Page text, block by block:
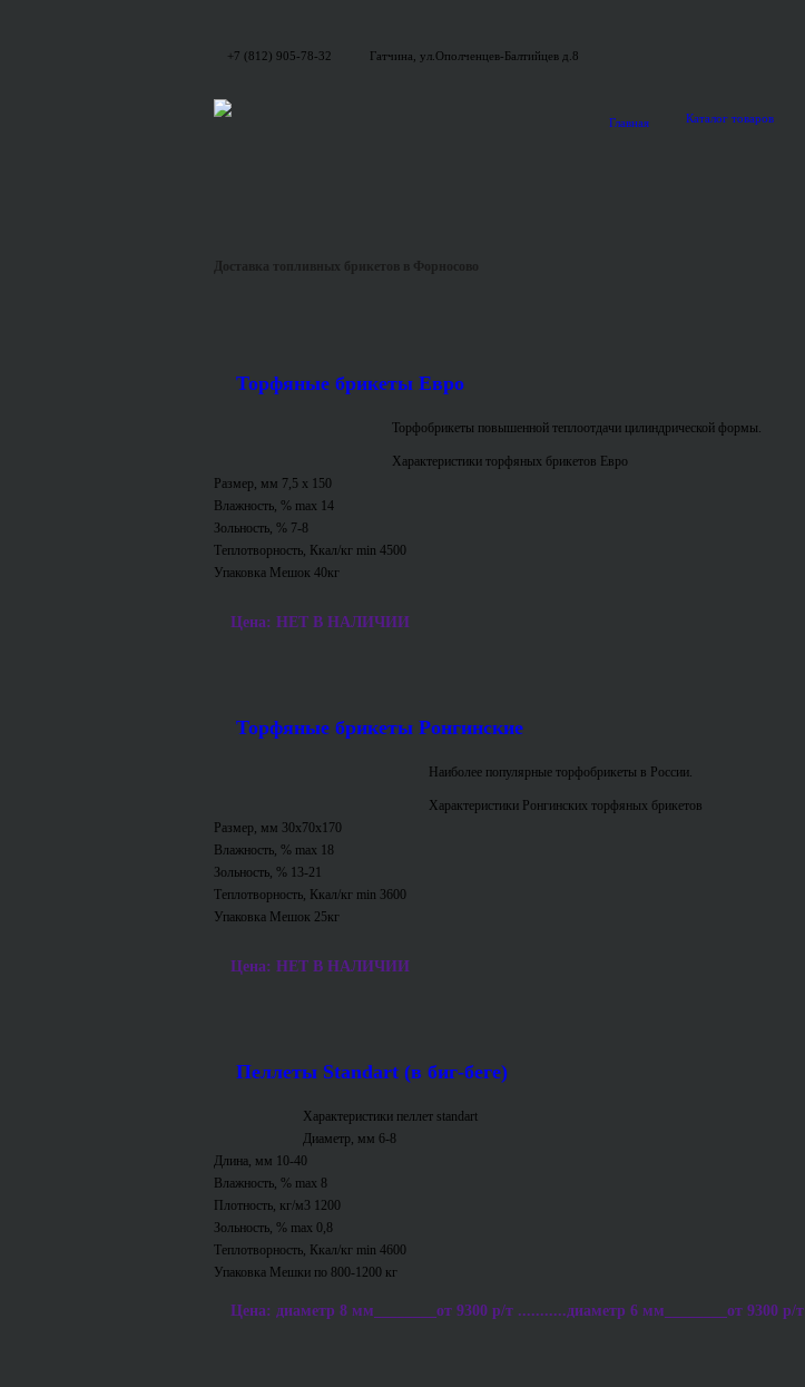
+7 (812) 905-78-32 Гатчина, ул.Ополченцев-Балтийцев д.8
Главная Каталог товаров
Доставка топливных брикетов в Форносово
Торфяные брикеты Евро
Торфобрикеты повышенной теплоотдачи цилиндрической формы.
Характеристики торфяных брикетов Евро
Размер, мм 7,5 x 150
Влажность, % max 14
Зольность, % 7-8
Теплотворность, Ккал/кг min 4500
Упаковка Мешок 40кг
Цена: НЕТ В НАЛИЧИИ
Торфяные брикеты Ронгинские
Наиболее популярные торфобрикеты в России.
Характеристики Ронгинских торфяных брикетов
Размер, мм 30х70х170
Влажность, % max 18
Зольность, % 13-21
Теплотворность, Ккал/кг min 3600
Упаковка Мешок 25кг
Цена: НЕТ В НАЛИЧИИ
Пеллеты Standart (в биг-беге)
Характеристики пеллет standart
Диаметр, мм 6-8
Длина, мм 10-40
Влажность, % max 8
Плотность, кг/м3 1200
Зольность, % max 0,8
Теплотворность, Ккал/кг min 4600
Упаковка Мешки по 800-1200 кг
Цена: диаметр 8 мм________от 9300 р/т ...........диаметр 6 мм________от 9300 р/т